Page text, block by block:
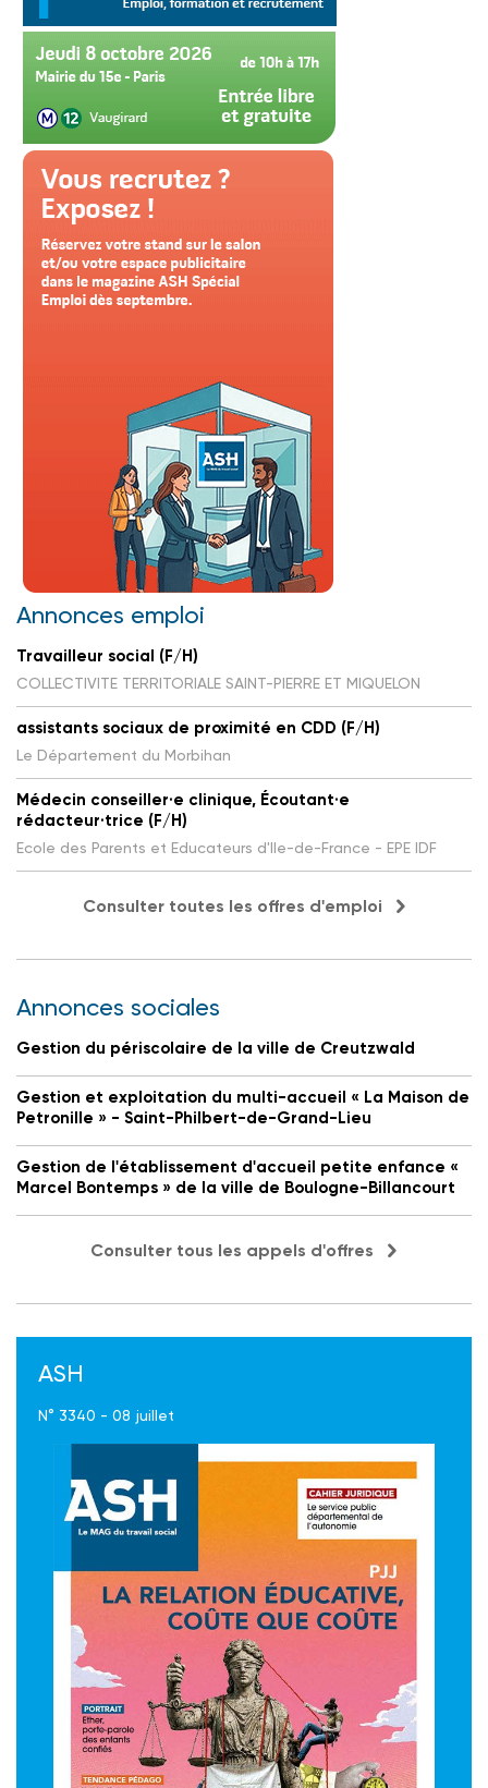
Annonces emploi
Travailleur social (F/H)
COLLECTIVITE TERRITORIALE SAINT-PIERRE ET MIQUELON
assistants sociaux de proximité en CDD (F/H)
Le Département du Morbihan
Médecin conseiller·e clinique, Écoutant·e
rédacteur·trice (F/H)
Ecole des Parents et Educateurs d'Ile-de-France - EPE IDF
Consulter toutes les offres d'emploi
Annonces sociales
Gestion du périscolaire de la ville de Creutzwald
Gestion et exploitation du multi-accueil « La Maison de
Petronille » - Saint-Philbert-de-Grand-Lieu
Gestion de l'établissement d'accueil petite enfance «
Marcel Bontemps » de la ville de Boulogne-Billancourt
Consulter tous les appels d'offres
ASH
N° 3340 - 08 juillet